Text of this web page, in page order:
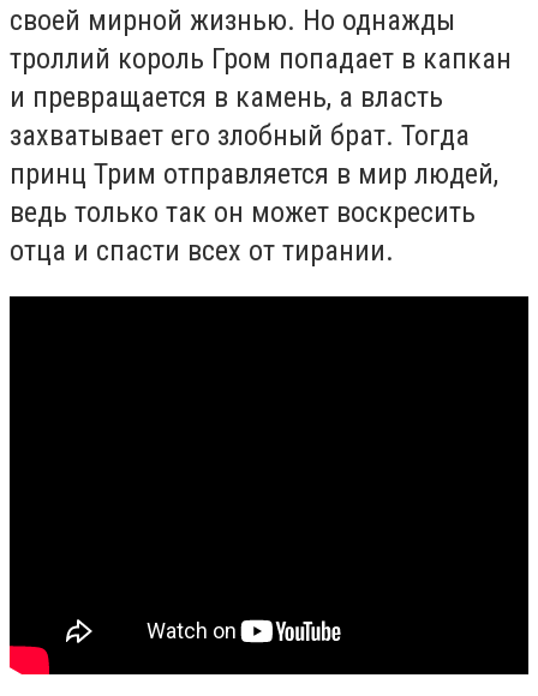
своей мирной жизнью. Но однажды
троллий король Гром попадает в капкан
и превращается в камень, а власть
захватывает его злобный брат. Тогда
принц Трим отправляется в мир людей,
ведь только так он может воскресить
отца и спасти всех от тирании.